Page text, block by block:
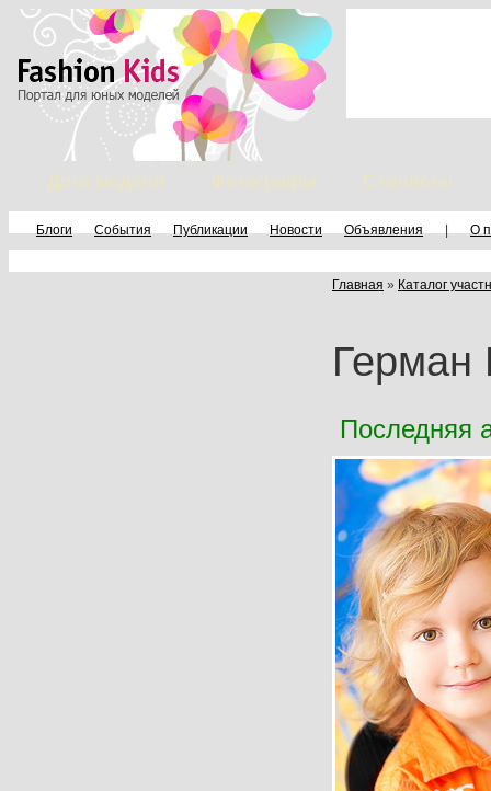
Дети модели Фотографы Стилисты
Блоги События Публикации Новости Объявления | О
Главная » Каталог
Герман
Последняя